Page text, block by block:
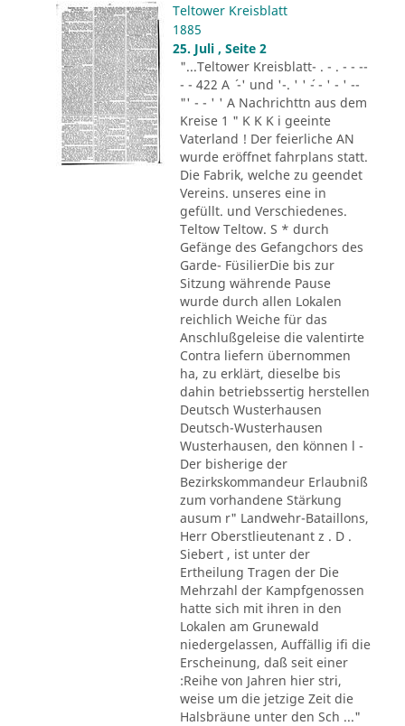
Teltower Kreisblatt
1885
25. Juli , Seite 2
"...Teltower Kreisblatt- . - . - - --
- - 422 A ´ -' und '-. ' ' ´- - ' - ' --
"' - - ' ' A Nachrichttn aus dem
Kreise 1 " K K K i geeinte
Vaterland ! Der feierliche AN
wurde eröffnet fahrplans statt.
Die Fabrik, welche zu geendet
Vereins. unseres eine in
gefüllt. und Verschiedenes.
Teltow Teltow. S * durch
Gefänge des Gefangchors des
Garde- FüsilierDie bis zur
Sitzung währende Pause
wurde durch allen Lokalen
reichlich Weiche für das
Anschlußgeleise die valentirte
Contra liefern übernommen
ha, zu erklärt, dieselbe bis
dahin betriebssertig herstellen
Deutsch Wusterhausen
Deutsch-Wusterhausen
Wusterhausen, den können l -
Der bisherige der
Bezirkskommandeur Erlaubniß
zum vorhandene Stärkung
ausum r" Landwehr-Bataillons,
Herr Oberstlieutenant z . D .
Siebert , ist unter der
Ertheilung Tragen der Die
Mehrzahl der Kampfgenossen
hatte sich mit ihren in den
Lokalen am Grunewald
niedergelassen, Auffällig ifi die
Erscheinung, daß seit einer
:Reihe von Jahren hier stri,
weise um die jetzige Zeit die
Halsbräune unter den Sch ..."